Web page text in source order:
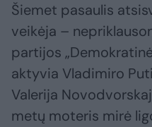
Šiemet pasaulis
veikėja –
partijos
aktyvia Vladimiro
Valerija
metų moteris mirė